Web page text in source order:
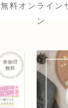
無料オンライン
ン